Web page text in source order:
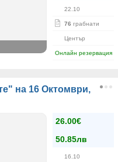
22.10
76 грабнати
Център
Онлайн резервация
на 16 Октомври,
26.00€
50.85лв
16.10